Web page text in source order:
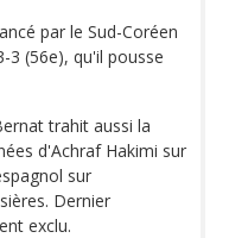
par le Sud-Coréen
3 (56e), qu'il pousse
trahit aussi la
d'Achraf Hakimi sur
sur
Dernier
exclu.